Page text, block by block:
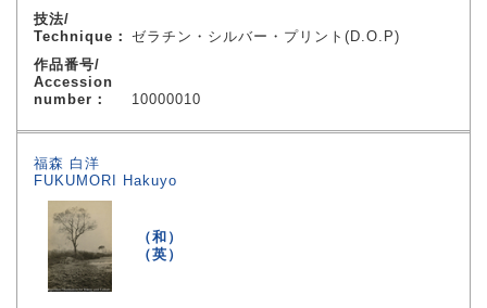
技法/
Technique： ゼラチン・シルバー・プリント(D.O.P)
作品番号/
Accession
number：
10000010
福森 白洋
FUKUMORI Hakuyo
（和）
（英）